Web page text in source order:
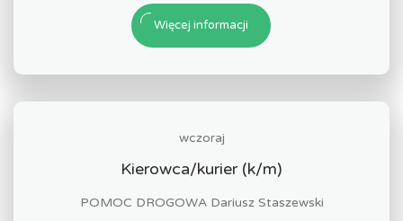
Więcej informacji
wczoraj
Kierowca/kurier (k/m)
POMOC DROGOWA Dariusz Staszewski